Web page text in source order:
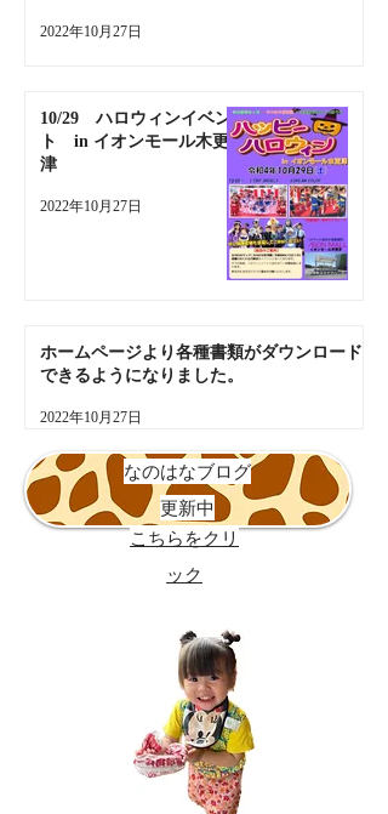
2022年10月27日
10/29 ハロウィンイベン
ト in イオンモール木更
津
2022年10月27日
ホームページより各種書類がダウンロード
できるようになりました。
2022年10月27日
​なのはなブログ
更新中
こちらをクリ
ック​